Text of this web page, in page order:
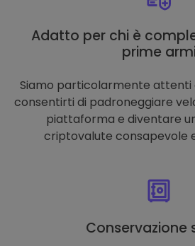
Adatto per chi è
prime armi
Siamo particolarmente attenti
consentirti di padroneggiare
piattaforma e diventare
criptovalute consapevole
Conservazione